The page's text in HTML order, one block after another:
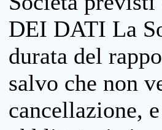
DEI DATI La
durata del
salvo che non
cancellazione,